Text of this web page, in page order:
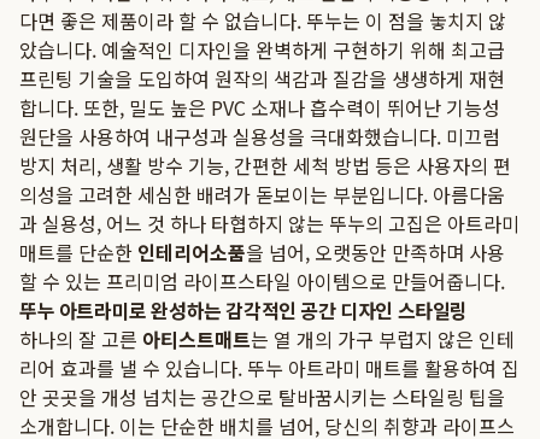
다면 좋은 제품이라 할 수 없습니다. 뚜누는 이 점을 놓치지 않
았습니다. 예술적인 디자인을 완벽하게 구현하기 위해 최고급
프린팅 기술을 도입하여 원작의 색감과 질감을 생생하게 재현
합니다. 또한, 밀도 높은 PVC 소재나 흡수력이 뛰어난 기능성
원단을 사용하여 내구성과 실용성을 극대화했습니다. 미끄럼
방지 처리, 생활 방수 기능, 간편한 세척 방법 등은 사용자의 편
의성을 고려한 세심한 배려가 돋보이는 부분입니다. 아름다움
과 실용성, 어느 것 하나 타협하지 않는 뚜누의 고집은 아트라미
매트를 단순한 인테리어소품을 넘어, 오랫동안 만족하며 사용
할 수 있는 프리미엄 라이프스타일 아이템으로 만들어줍니다.
뚜누 아트라미로 완성하는 감각적인 공간 디자인 스타일링
하나의 잘 고른 아티스트매트는 열 개의 가구 부럽지 않은 인테
리어 효과를 낼 수 있습니다. 뚜누 아트라미 매트를 활용하여 집
안 곳곳을 개성 넘치는 공간으로 탈바꿈시키는 스타일링 팁을
소개합니다. 이는 단순한 배치를 넘어, 당신의 취향과 라이프스